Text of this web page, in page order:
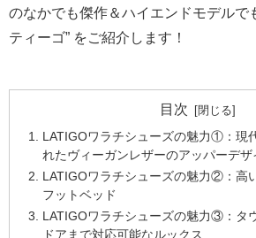
のなかでも傑作＆ハイエンドモデルで
ティーゴ” をご紹介します！
目次
LATIGOワラチシューズの魅力①：現
れたヴィーガンレザーのアッパーデザ
LATIGOワラチシューズの魅力②：高
フットベッド
LATIGOワラチシューズの魅力③：タ
ドアまで対応可能なルックス